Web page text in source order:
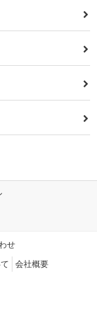
せ
会社概要